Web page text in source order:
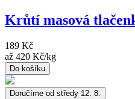
Krůtí masová
189 Kč
až 420 Kč/kg
Do košíku
Doručíme od středy 12. 8.